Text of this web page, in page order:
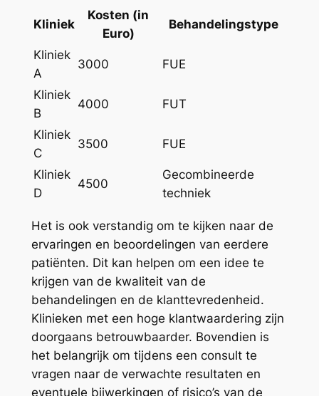
Kliniek
Kosten (in
Euro)
Behandelingstype
Kliniek
A
3000 FUE
Kliniek
B
4000 FUT
Kliniek
C
3500 FUE
Kliniek
D
4500
Gecombineerde
techniek
Het is ook verstandig om te kijken naar de
ervaringen en beoordelingen van eerdere
patiënten. Dit kan helpen om een idee te
krijgen van de kwaliteit van de
behandelingen en de klanttevredenheid.
Klinieken met een hoge klantwaardering zijn
doorgaans betrouwbaarder. Bovendien is
het belangrijk om tijdens een consult te
vragen naar de verwachte resultaten en
eventuele bijwerkingen of risico’s van de